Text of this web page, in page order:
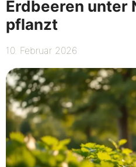
Erdbeeren unter
pflanzt
10. Februar 2026